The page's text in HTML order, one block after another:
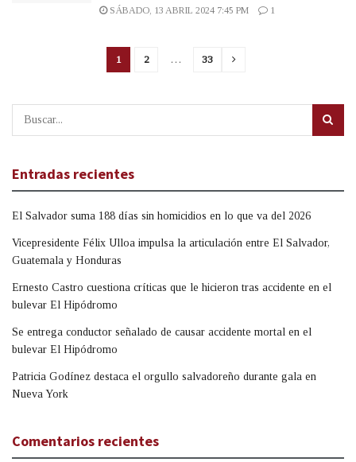
SÁBADO, 13 ABRIL 2024 7:45 PM
1
1 2 … 33
Entradas recientes
El Salvador suma 188 días sin homicidios en lo que va del 2026
Vicepresidente Félix Ulloa impulsa la articulación entre El Salvador,
Guatemala y Honduras
Ernesto Castro cuestiona críticas que le hicieron tras accidente en el
bulevar El Hipódromo
Se entrega conductor señalado de causar accidente mortal en el
bulevar El Hipódromo
Patricia Godínez destaca el orgullo salvadoreño durante gala en
Nueva York
Comentarios recientes